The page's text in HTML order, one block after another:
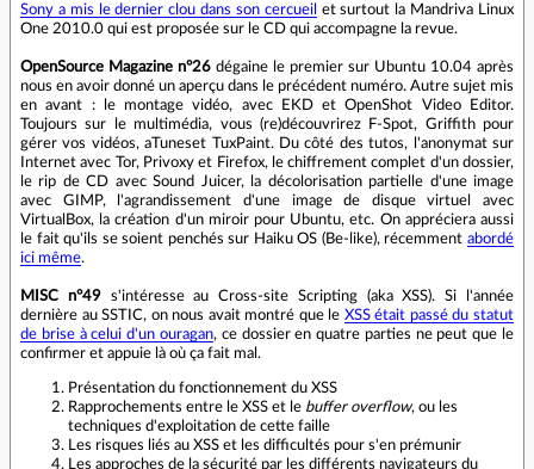
Sony a mis le dernier clou dans son cercueil et surtout la Mandriva Linux
One 2010.0 qui est proposée sur le CD qui accompagne la revue.
OpenSource Magazine n°26 dégaine le premier sur Ubuntu 10.04 après
nous en avoir donné un aperçu dans le précédent numéro. Autre sujet mis
en avant : le montage vidéo, avec EKD et OpenShot Video Editor.
Toujours sur le multimédia, vous (re)découvrirez F-Spot, Griffith pour
gérer vos vidéos, aTuneset TuxPaint. Du côté des tutos, l'anonymat sur
Internet avec Tor, Privoxy et Firefox, le chiffrement complet d'un dossier,
le rip de CD avec Sound Juicer, la décolorisation partielle d'une image
avec GIMP, l'agrandissement d'une image de disque virtuel avec
VirtualBox, la création d'un miroir pour Ubuntu, etc. On appréciera aussi
le fait qu'ils se soient penchés sur Haiku OS (Be-like), récemment abordé
ici même.
MISC n°49s'intéresse au Cross-site Scripting (aka XSS). Si l'année
dernière au SSTIC, on nous avait montré que le XSS était passé du statut
de brise à celui d'un ouragan, ce dossier en quatre parties ne peut que le
confirmer et appuie là où ça fait mal.
Présentation du fonctionnement du XSS
Rapprochements entre le XSS et le buffer overflow, ou les
techniques d'exploitation de cette faille
Les risques liés au XSS et les difficultés pour s'en prémunir
Les approches de la sécurité par les différents navigateurs du